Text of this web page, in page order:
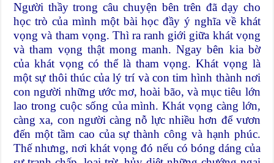
Người thầy trong câu chuyện bên trên đã dạy cho
học trò của mình một bài học đầy ý nghĩa về khát
vọng và tham vọng. Thì ra ranh giới giữa khát vọng
và tham vọng thật mong manh. Ngay bên kia bờ
của khát vọng có thể là tham vọng. Khát vọng là
một sự thôi thúc của lý trí và con tim hình thành nơi
con người những ước mơ, hoài bão, và mục tiêu lớn
lao trong cuộc sống của mình. Khát vọng càng lớn,
càng xa, con người càng nỗ lực nhiều hơn để vươn
đến một tầm cao của sự thành công và hạnh phúc.
Thế nhưng, nơi khát vọng đó nếu có bóng dáng của